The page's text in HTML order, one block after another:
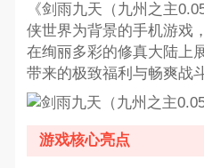
《剑雨九天（九州之主
侠世界为背景的手机游戏
在绚丽多彩的修真大陆上
带来的极致福利与畅爽战斗
游戏核心亮点